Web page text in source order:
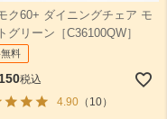
ク60+ ダイニングチェア モ
グリーン［C36100QW］
料
税込
4.90（10）